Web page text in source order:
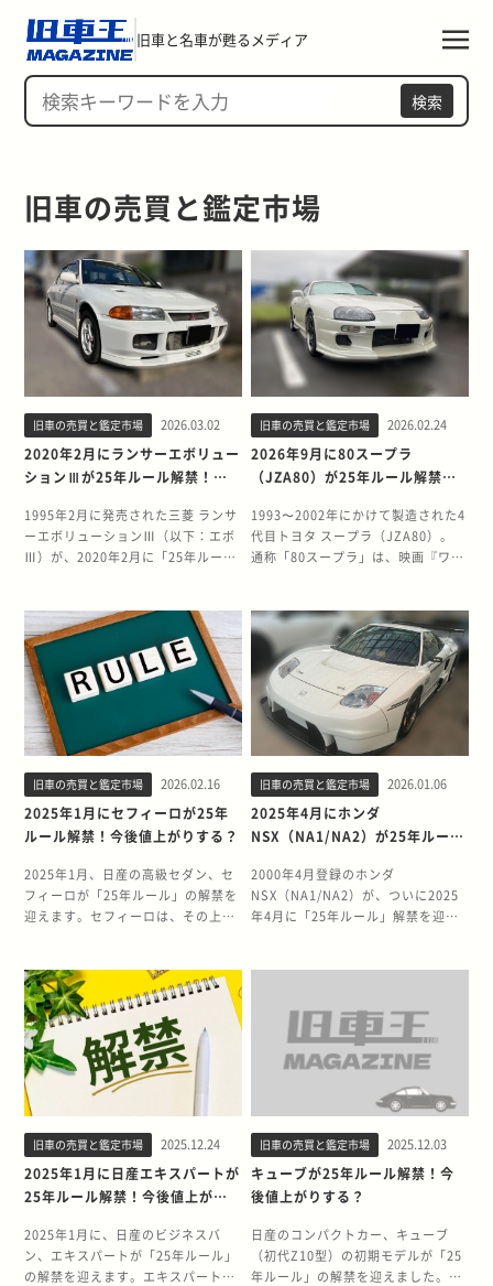
旧車と名車が甦るメディア
検索
旧車の売買と鑑定市場
旧車の売買と鑑定市場 2026.03.02
2020年2月にランサーエボリュー
ションⅢが25年ルール解禁！今
1995年2月に発売された三菱 ランサ
ーエボリューションⅢ（以下：エボ
Ⅲ）が、2020年2月に「25年ルー
多く、特にエボⅢはWRCでの活躍を
背景に海外人気が非常に高いモデル
です。 今回の25年ルール解禁によ
り、アメリカでも合法的に輸入でき
るようになるため、中古相場の上昇
が予想されています。 本記事では、
エボⅢの解禁背景・魅力・値上がり
わかりやすく解説します。 2020年2
月にランサーエボリューションⅢが
25年ルール解禁！ 三菱ランサーエボ
年2月発売モデルで、2020年2月に
正式に25年ルールが解禁となりまし
た。 エボⅢは2.0Lターボ＋フルタイ
高いスポーツセダンです。 特にアメ
リカ市場では、初期エボ（Ⅰ〜Ⅲ）
は長年輸入が規制されていたため、
25年ルールの解禁を待っていたファ
ンが多い車種です。 右ハンドルのま
ま輸入できるようになることで、エ
ボⅢの希少性はさらに高まり、今後
の相場上昇が期待されています。 そ
もそも25年ルールとは？ 25年ルー
ルとは、製造から25年以上経過した
クルマをアメリカにそのまま輸入で
きる特例制度です。 通常、アメリカ
では右ハンドル車や日本独自仕様の
車輌は厳しい規制により輸入が禁止
されています。 しかし25年を超え
旧車の売買と鑑定市場 2026.02.24
2026年9月に80スープラ
（JZA80）が25年ルール解禁！
1993〜2002年にかけて製造された4
代目トヨタ スープラ（JZA80）。
通称「80スープラ」は、映画『ワイ
強い人気を誇ります。 その80スープ
ラの一部モデル（2001年9月登録
車）が、2026年9月にアメリカ
の“25年ルール”が解禁となります。
海外需要の高まりにより、中古相場
がさらに上昇する可能性が極めて高
いモデルです。 本記事では、80スー
ル、値上がり予測、モデルの魅力、
そして2026年解禁車種の一覧までを
網羅的に解説します。 2026年9月に
80スープラ（JZA80）が25年ルール
解禁！ 2026年9月、2001年9月登録
の80スープラ（JZA80）が25年ルー
ル解禁の対象になります。 今回該
R（GF-JZA80／2JZ-GE） RZ-
RZ（GF-JZA80／2JZ-GTE） 特に
ターボモデルのRZ・RZ-S（2JZ-
GTE）は、海外のJDM市場で突出し
することが予想されています。 80ス
ープラは「右ハンドル」「高耐久」
「チューニング適性の高さ」という
日本車ならではの魅力が評価されて
おり、アメリカでは25年ルール解禁
前から多くのファンが“順番待ち”を
している状況です。 そのため、解禁
月である2026年9月以降は、国内在
庫の流出が増え、中古相場が上昇す
旧車の売買と鑑定市場 2026.02.16
2025年1月にセフィーロが25年
ルール解禁！今後値上がりする？
2025年1月、日産の高級セダン、セ
フィーロが「25年ルール」の解禁を
迎えます。セフィーロは、その上質
す。 特に今回解禁を迎えるのは、3
代目（A33型）の初期モデルとなり
ます。25年ルール解禁に伴い、アメ
リカ市場での需要が高まることで、
中古車価格にどのような影響が出る
のか、関心が高まっています。 日産
セフィーロは、年式の経過とともに
い個体は「希少性」や「コレクショ
ン性」が評価され、高額査定につな
がる可能性があります。 売却を検討
する際は、セダン系旧車の取り扱い
に精通した専門業者で査定を受け、
適正な価値を把握したうえで判断す
ると安心です。 今回は、25年以上に
旧車の売買と鑑定市場 2026.01.06
2025年4月にホンダ
NSX（NA1/NA2）が25年ルール
2000年4月登録のホンダ
NSX（NA1/NA2）が、ついに2025
年4月に「25年ルール」解禁を迎え
ってさらなる価格上昇が予想される
モデルです。 本記事では、25年ルー
ルの仕組み、解禁によるNSXの相場
変動、魅力、そして同時期解禁モデ
ルの一覧まで網羅的に解説します。
にしてください。 2025年4月にホン
ダ NSX（NA1/NA2）が25年ルール
解禁！ 2025年4月、ホンダのピュア
スポーツ「NSX（NA1/NA2）」が
25年ルール解禁となります。対象と
なるのは2000年4月登録のNA1・
NA2系モデルで、C30A（3.0L）・
旧車の売買と鑑定市場 2025.12.24
2025年1月に日産エキスパートが
25年ルール解禁！今後値上がり
2025年1月に、日産のビジネスバ
ン、エキスパートが「25年ルール」
の解禁を迎えます。エキスパート
旧車の売買と鑑定市場 2025.12.03
キューブが25年ルール解禁！今
後値上がりする？
日産のコンパクトカー、キューブ
（初代Z10型）の初期モデルが「25
年ルール」の解禁を迎えました。初